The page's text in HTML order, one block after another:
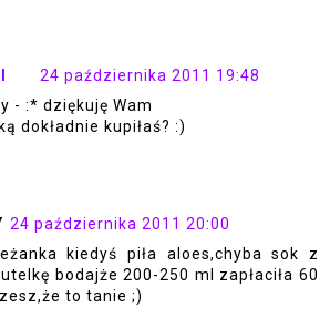
24 października 2011 19:48
- :* dziękuję Wam
dokładnie kupiłaś? :)
24 października 2011 20:00
kiedyś piła aloes,chyba sok z
bodajże 200-250 ml zapłaciła 60
to tanie ;)